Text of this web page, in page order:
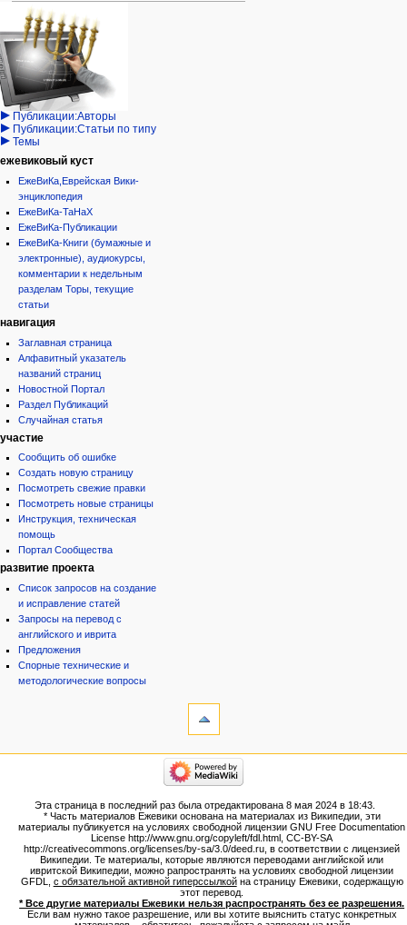
Навигация
персональные инструменты
войти
запрос
учётной
записи
категории
Израиль:Страна и
государство
Иудаизм
Народ
Проекты
Проекты/Участники/
дополнения
Публикации:Авторы
Публикации:Статьи по типу
Темы
ежевиковый куст
ЕжеВиКа,Еврейская Вики-
энциклопедия
ЕжеВиКа-ТаНаХ
ЕжеВиКа-Публикации
ЕжеВиКа-Книги (бумажные и
электронные), аудиокурсы,
комментарии к недельным
разделам Торы, текущие
статьи
навигация
Заглавная страница
Алфавитный указатель
названий страниц
Новостной Портал
Раздел Публикаций
Случайная статья
участие
Сообщить об ошибке
Создать новую страницу
Посмотреть свежие правки
Посмотреть новые страницы
Инструкция, техническая
помощь
Портал Сообщества
развитие проекта
Список запросов на создание
и исправление статей
Запросы на перевод с
английского и иврита
Предложения
Спорные технические и
методологические вопросы
Версия
для
Постоянная
ссылка
Сведения
о странице
категории
Народ
Проекты
Проекты/Участники/
дополнения
Публикации:Авторы
Публикации:Статьи по типу
Темы
ежевиковый куст
Эта страница в последний раз была отредактирована 8 мая 2024 в 18:43.
* Часть материалов Ежевики основана на материалах из Википедии, эти
материалы публикуется на условиях свободной лицензии GNU Free Documentation
License http://www.gnu.org/copyleft/fdl.html, CC-BY-SA
http://creativecommons.org/licenses/by-sa/3.0/deed.ru, в соответствии с лицензией
Википедии. Те материалы, которые являются переводами английской или
ивритской Википедии, можно рапространять на условиях свободной лицензии
GFDL, с обязательной активной гиперссылкойна страницу Ежевики, содержащую
этот перевод.
* Все другие материалы Ежевики нельзя распространять без ее разрешения.
Если вам нужно такое разрешение, или вы хотите выяснить статус конкретных